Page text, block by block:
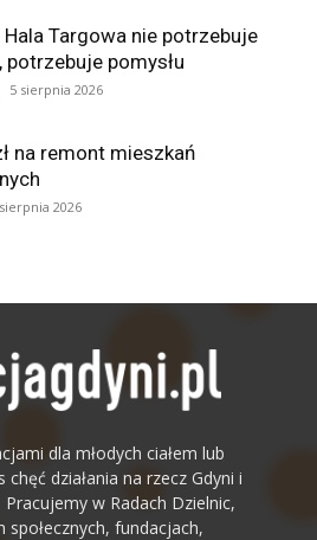
Hala Targowa nie potrzebuje
potrzebuje pomysłu
5 sierpnia 2026
na remont mieszkań
2026
dla młodych ciałem lub
chęć działania na rzecz Gdyni i
w Radach Dzielnic,
społecznych, fundacjach,